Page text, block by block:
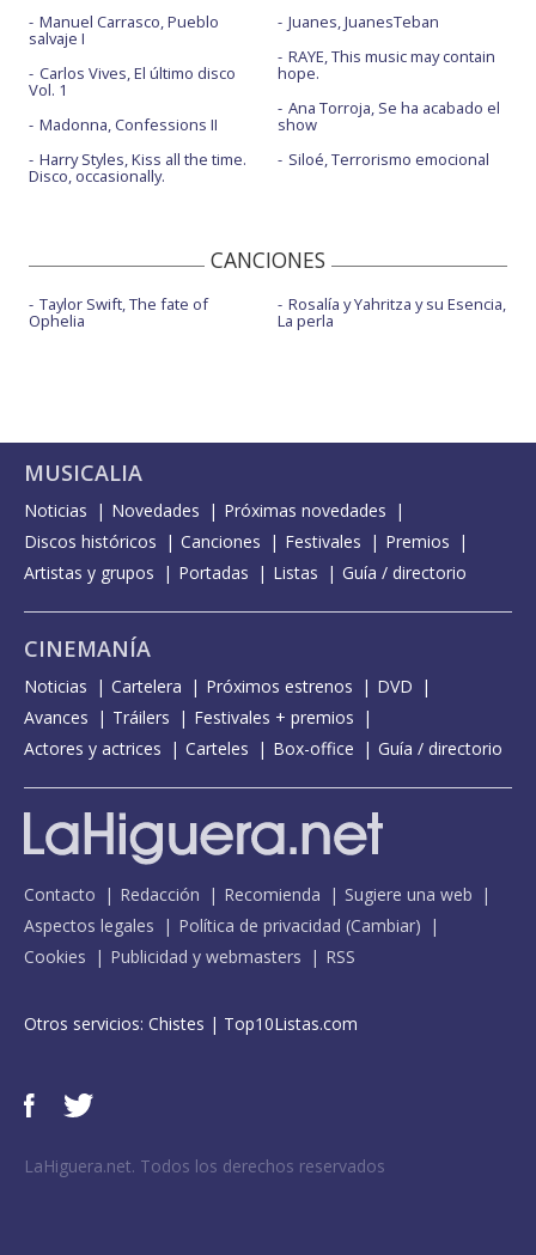
Manuel Carrasco, Pueblo
salvaje I
Carlos Vives, El último disco
Vol. 1
Madonna, Confessions II
Harry Styles, Kiss all the time.
Disco, occasionally.
Juanes, JuanesTeban
RAYE, This music may contain
hope.
Ana Torroja, Se ha acabado el
show
Siloé, Terrorismo emocional
CANCIONES
Taylor Swift, The fate of
Ophelia
Rosalía y Yahritza y su Esencia,
La perla
MUSICALIA
Noticias Novedades
Próximas novedades
Discos históricos
Canciones Festivales
Premios
Artistas y grupos
Portadas Listas Guía / directorio
CINEMANÍA
Noticias Cartelera Próximos estrenos
DVD
Avances
Tráilers
Festivales + premios
Actores y actrices
Carteles Box-office Guía / directorio
Contacto Redacción Recomienda
Sugiere una web
Aspectos legales
Política de privacidad (Cambiar)
Cookies
Publicidad y webmasters RSS
Otros servicios: Chistes | Top10Listas.com
LaHiguera.net. Todos los derechos reservados